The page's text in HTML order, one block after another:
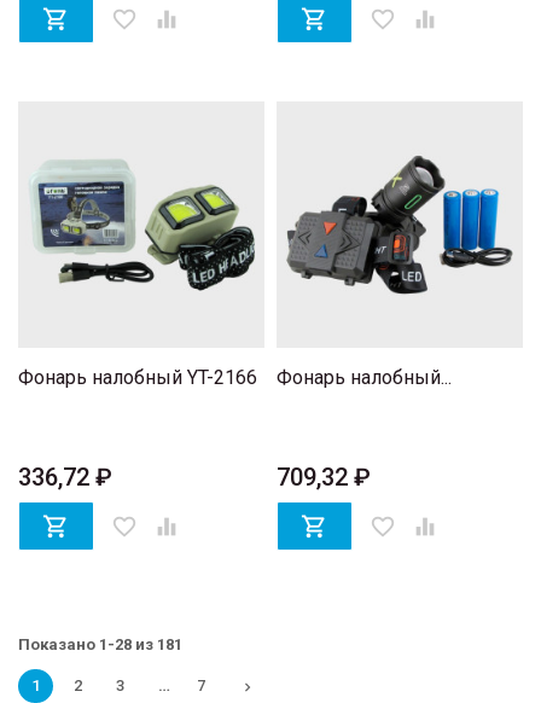
 favorite_border   favorite_border 
Фонарь налобный YT-2166
336,72 ₽
 favorite_border 
Фонарь налобный...
709,32 ₽
 favorite_border 
Показано 1-28 из 181
1 2 3 … 7 